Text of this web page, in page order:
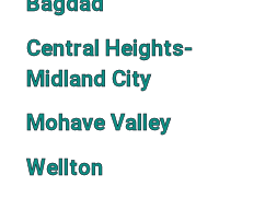
Central Heights-
Midland City
Mohave Valley
Wellton